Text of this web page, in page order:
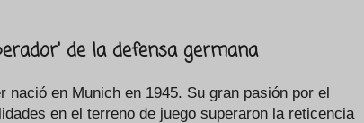
de la defensa germana
nació en Munich en 1945. Su gran pasión por el
en el terreno de juego superaron la reticencia